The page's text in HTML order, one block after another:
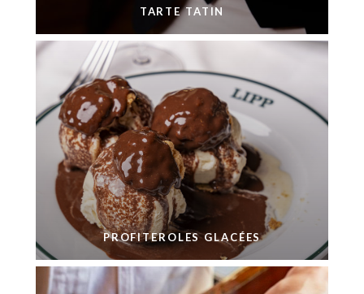
TARTE TATIN
PROFITEROLES GLACÉES